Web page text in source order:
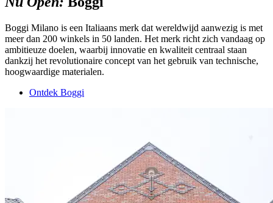
Boggi Milano is een Italiaans merk dat wereldwijd aanwezig is met
meer dan 200 winkels in 50 landen. Het merk richt zich vandaag op
ambitieuze doelen, waarbij innovatie en kwaliteit centraal staan
dankzij het revolutionaire concept van het gebruik van technische,
hoogwaardige materialen.
Ontdek Boggi